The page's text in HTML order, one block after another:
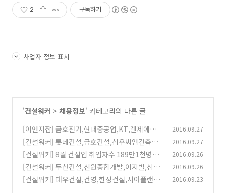
2 구독하기
사업자 정보 표시
'건설워커 > 채용정보' 카테고리의 다른 글
[이엔지잡] 금호전기,현대중공업,KT,렌제에스이
한국지사 채용정보(9/27)
(0)
2016.09.27
[건설워커] 롯데건설,금호건설,삼우씨엠건축사
사무소,태영건설 채용정보(9/27) (0)
2016.09.27
[건설워커] 8월 건설업 취업자수 189만1천명…
전년 동월 대비 7100명 늘어
(0)
2016.09.26
[건설워커] 두산건설,신원종합개발,이지빌,삼정
기업,대림산업 채용정보 (0)
2016.09.26
[건설워커] 대우건설,건영,한성건설,시아플랜건
2016.09.23